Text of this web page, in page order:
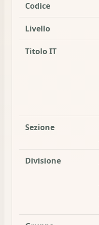
Codice
Livello
Titolo IT
Sezione
Divisione